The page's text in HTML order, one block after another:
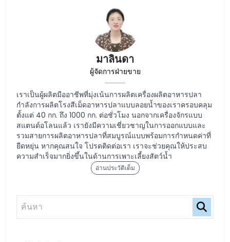
มาลินดา
ผู้จัดการฝ่ายขาย
เราเป็นผู้ผลิตมืออาชีพที่มุ่งเน้นการผลิตเครื่องผลิตอาหารปลา
กำลังการผลิตโรงสีเม็ดอาหารปลาแบบลอยน้ำของเราครอบคลุม
ตั้งแต่ 40 กก. ถึง 1000 กก. ต่อชั่วโมง นอกจากเครื่องจักรแบบ
สแตนด์อโลนแล้ว เรายังมีความเชี่ยวชาญในการออกแบบและ
รวมสายการผลิตอาหารปลาที่สมบูรณ์แบบพร้อมการกำหนดค่าที่
ยืดหยุ่น หากคุณสนใจ โปรดติดต่อเรา เราจะช่วยคุณให้ประสบ
ความสำเร็จมากยิ่งขึ้นในด้านการเพาะเลี้ยงสัตว์น้ำ
อ่านประวัติเต็ม